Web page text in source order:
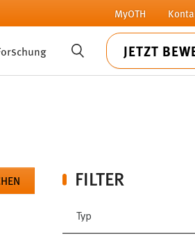
MyOTH
SUCHE JETZT
FILTER
Typ